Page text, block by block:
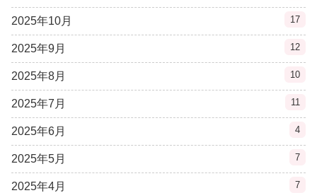
2025年10月 17
2025年9月 12
2025年8月 10
2025年7月 11
2025年6月 4
2025年5月 7
2025年4月 7